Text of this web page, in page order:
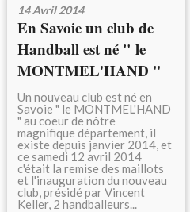
14 Avril 2014
En Savoie un club de
Handball est né " le
MONTMEL'HAND "
Un nouveau club est né en
Savoie " le MONTMEL'HAND
" au coeur de nôtre
magnifique département, il
existe depuis janvier 2014, et
ce samedi 12 avril 2014
c'était la remise des maillots
et l'inauguration du nouveau
club, présidé par Vincent
Keller, 2 handballeurs...